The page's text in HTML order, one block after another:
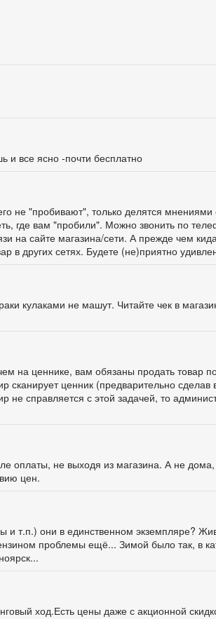
и все ясно -почти бесплатно
не "пробивают", только делятся мнениями
где вам "пробили". Можно звонить по
на сайте магазина/сети. А прежде чем
в других сетях. Будете (не)приятно
кулаками не машут. Читайте чек в
на ценнике, вам обязаны продать товар
сканирует ценник (предварительно сделав
не справляется с этой задачей, то
оплаты, не выходя из магазина. А не дома,
цен.
и т.п.) они в единственном экземпляре?
проблемы ещё... Зимой было так, в
ход.Есть цены даже с акционной